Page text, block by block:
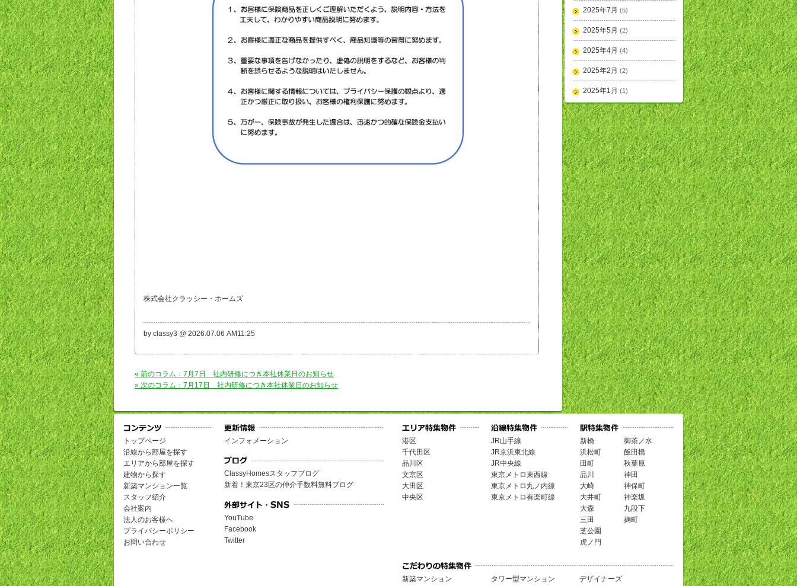
株式会社クラッシー・ホームズ
by classy3 @ 2026.07.06 AM11:25
« 前のコラム：7月7日 社内研修につき本社休業日のお知らせ
» 次のコラム：7月17日 社内研修につき本社休業日のお知らせ
2025年7月 (5)
2025年5月 (2)
2025年4月 (4)
2025年2月 (2)
2025年1月 (1)
トップページ
沿線から部屋を探す
エリアから部屋を探す
建物から探す
新築マンション一覧
スタッフ紹介
会社案内
法人のお客様へ
プライバシーポリシー
お問い合わせ
インフォメーション
ClassyHomesスタッフブログ
新着！東京23区の仲介手数料無料ブログ
YouTube
Facebook
Twitter
港区
千代田区
品川区
文京区
大田区
中央区
JR山手線
JR京浜東北線
JR中央線
東京メトロ東西線
東京メトロ丸ノ内線
東京メトロ有楽町線
新橋
御茶ノ水
浜松町
飯田橋
田町
秋葉原
品川
神田
大崎
神保町
大井町
神楽坂
大森
九段下
三田
麹町
芝公園
虎ノ門
新築マンション タワー型マンション デザイナーズ